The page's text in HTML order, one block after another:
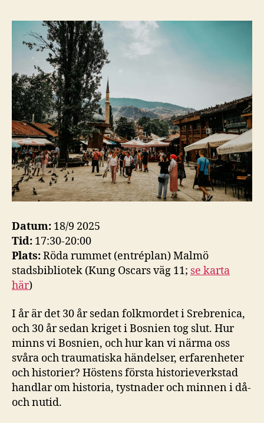
och
Datum: 18/9 2025
Tid: 17:30-20:00
Plats:Röda rummet (entréplan) Malmö
stadsbibliotek (Kung Oscars väg 11; se karta
här)
I år är det 30 år sedan folkmordet i Srebrenica,
och 30 år sedan kriget i Bosnien tog slut. Hur
minns vi Bosnien, och hur kan vi närma oss
svåra och traumatiska händelser, erfarenheter
och historier? Höstens första historieverkstad
handlar om historia, tystnader och minnen i då-
och nutid.